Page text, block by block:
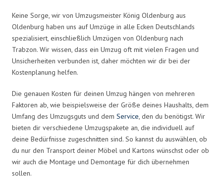
Keine Sorge, wir von Umzugsmeister König Oldenburg aus
Oldenburg haben uns auf Umzüge in alle Ecken Deutschlands
spezialisiert, einschließlich Umzügen von Oldenburg nach
Trabzon. Wir wissen, dass ein Umzug oft mit vielen Fragen und
Unsicherheiten verbunden ist, daher möchten wir dir bei der
Kostenplanung helfen.
Die genauen Kosten für deinen Umzug hängen von mehreren
Faktoren ab, wie beispielsweise der Größe deines Haushalts, dem
Umfang des Umzugsguts und dem Service, den du benötigst. Wir
bieten dir verschiedene Umzugspakete an, die individuell auf
deine Bedürfnisse zugeschnitten sind. So kannst du auswählen, ob
du nur den Transport deiner Möbel und Kartons wünschst oder ob
wir auch die Montage und Demontage für dich übernehmen
sollen.